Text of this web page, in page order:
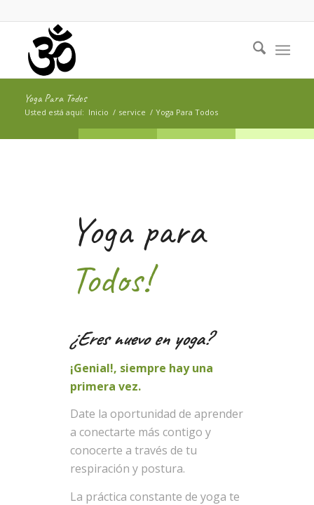
Yoga Para Todos
Usted está aquí: Inicio / service / Yoga Para Todos
Yoga para
Todos!
¿Eres nuevo en yoga?
¡Genial!, siempre hay una
primera vez.
Date la oportunidad de aprender
a conectarte más contigo y
conocerte a través de tu
respiración y postura.
La práctica constante de yoga te